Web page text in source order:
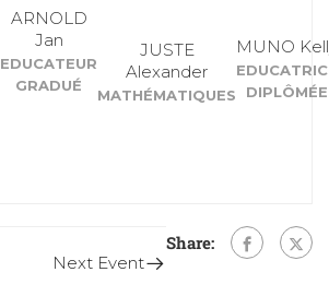
ARNOLD
Jan
EDUCATEUR
GRADUÉ
JUSTE
Alexander
MATHÉMATIQUES
MUNO
DIPLÔMÉE
Share:
Next Event